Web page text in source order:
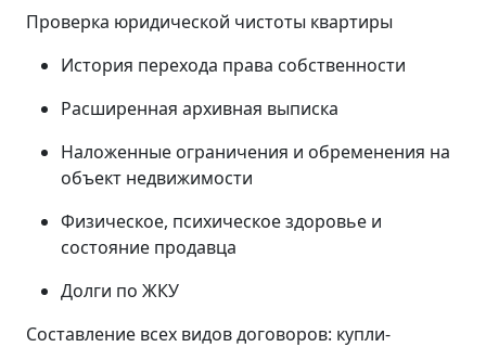
Проверка юридической чистоты квартиры
История перехода права собственности
Расширенная архивная выписка
Наложенные ограничения и обременения на
объект недвижимости
Физическое, психическое здоровье и
состояние продавца
Долги по ЖКУ
Составление всех видов договоров: купли-